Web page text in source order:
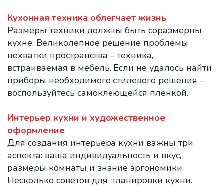
Кухонная техника облегчает жизнь
Размеры техники должны быть соразмерны
кухне. Великолепное решение проблемы
нехватки пространства – техника,
встраиваемая в мебель. Если не удалось найти
приборы необходимого стилевого решения –
воспользуйтесь самоклеющейся пленкой.
Интерьер кухни и художественное
оформление
Для создания интерьера кухни важны три
аспекта: ваша индивидуальность и вкус,
размеры комнаты и знание эргономики.
Несколько советов для планировки кухни.